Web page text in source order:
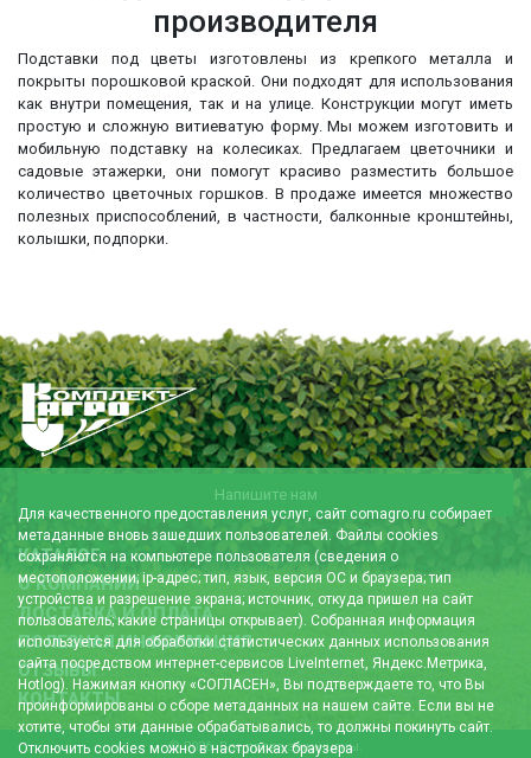
производителя
Подставки под цветы изготовлены из крепкого металла и
покрыты порошковой краской. Они подходят для использования
как внутри помещения, так и на улице. Конструкции могут иметь
простую и сложную витиеватую форму. Мы можем изготовить и
мобильную подставку на колесиках. Предлагаем цветочники и
садовые этажерки, они помогут красиво разместить большое
количество цветочных горшков. В продаже имеется множество
полезных приспособлений, в частности, балконные кронштейны,
колышки, подпорки.
Напишите нам
КАТАЛОГ
О КОМПАНИИ
ДОСТАВКА И ОПЛАТА
ПОЛЕЗНАЯ ИНФОРМАЦИЯ
ОТЗЫВЫ
КОНТАКТЫ
© 2026. Все права защищены.
Для качественного предоставления услуг, сайт comagro.ru собирает
метаданные вновь зашедших пользователей. Файлы cookies
сохраняются на компьютере пользователя (сведения о
местоположении; ip-адрес; тип, язык, версия ОС и браузера; тип
устройства и разрешение экрана; источник, откуда пришел на сайт
пользователь; какие страницы открывает). Собранная информация
используется для обработки статистических данных использования
сайта посредством интернет-сервисов LiveInternet, Яндекс.Метрика,
Hotlog). Нажимая кнопку «СОГЛАСЕН», Вы подтверждаете то, что Вы
проинформированы о сборе метаданных на нашем сайте. Если вы не
хотите, чтобы эти данные обрабатывались, то должны покинуть сайт.
Отключить cookies можно в настройках браузера